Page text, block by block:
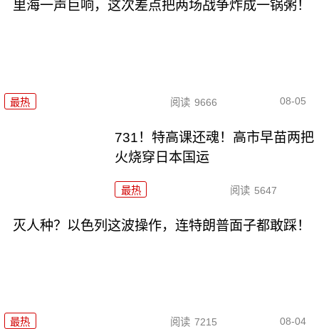
里海一声巨响，这次差点把两场战争炸成一锅粥！
最热 阅读 9666 08-05
731！特高课还魂！高市早苗两把
火烧穿日本国运
最热 阅读 5647
灭人种？以色列这波操作，连特朗普面子都敢踩！
最热 阅读 7215 08-04